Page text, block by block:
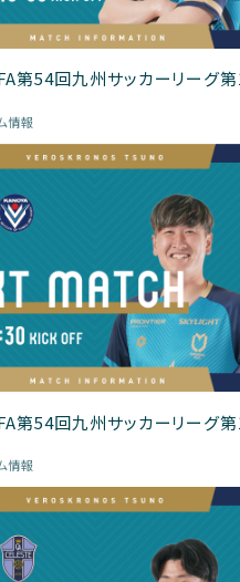
第54回九州サッカーリーグ
情報
第54回九州サッカーリーグ
情報